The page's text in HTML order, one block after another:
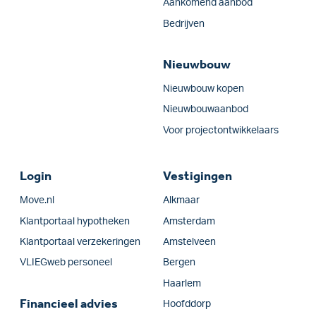
Aankomend aanbod
Bedrijven
Nieuwbouw
Nieuwbouw kopen
Nieuwbouwaanbod
Voor projectontwikkelaars
Login
Move.nl
Klantportaal hypotheken
Klantportaal verzekeringen
VLIEGweb personeel
Financieel advies
Vestigingen
Alkmaar
Amsterdam
Amstelveen
Bergen
Haarlem
Hoofddorp